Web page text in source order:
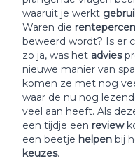
waaruit je werkt
Waren die
beweerd wordt? Is er
zo ja, was het advies
nieuwe manier van
komen ze met nog
waar de nu nog
veel aan heeft. Als
een tijdje een review
een beetje helpen bij
keuzes.